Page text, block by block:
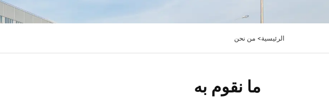
الرئيسية> من نحن
ما نقوم به